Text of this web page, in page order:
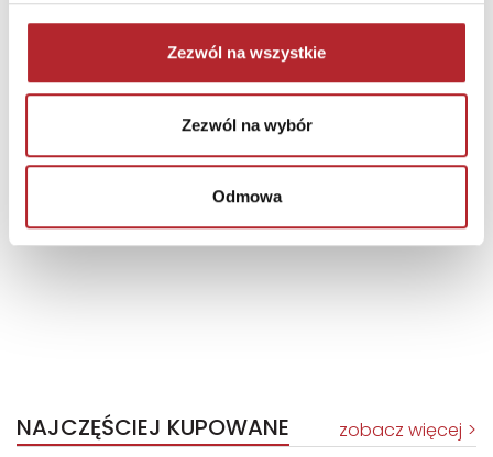
Zezwól na wszystkie
Zezwól na wybór
Odmowa
Brak danych
NAJCZĘŚCIEJ KUPOWANE zobacz więcej